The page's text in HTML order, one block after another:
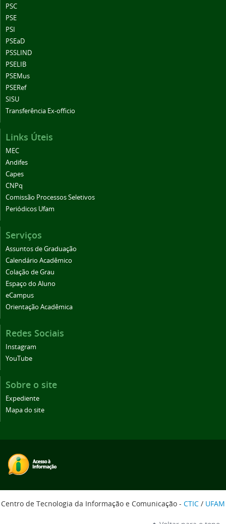
PSC
PSE
PSI
PSEaD
PSSLIND
PSELIB
PSEMus
PSERef
SISU
Transferência Ex-officio
Links Úteis
MEC
Andifes
Capes
CNPq
Comissão Processos Seletivos
Periódicos Ufam
Serviços
Assuntos de Graduação
Calendário Acadêmico
Colação de Grau
Espaço do Aluno
eCampus
Orientação Acadêmica
Redes Sociais
Instagram
YouTube
Sobre o site
Expediente
Mapa do site
Centro de Tecnologia da Informação e Comunicação - CTIC / UFAM